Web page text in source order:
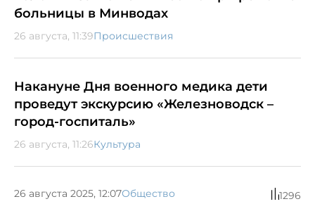
больницы в Минводах
26 августа, 11:39Происшествия
Накануне Дня военного медика дети
проведут экскурсию «Железноводск –
город-госпиталь»
26 августа, 11:26Культура
26 августа 2025, 12:07Общество 1296